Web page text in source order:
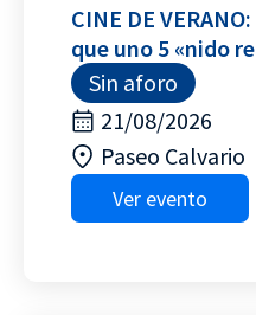
CINE DE
que uno 5 «nido
Sin aforo
21/08/2026
Paseo Calvario
Ver evento